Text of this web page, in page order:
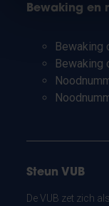
Bewaking en
Bewaking
Bewaking
Steun VUB
De VUB zet zich